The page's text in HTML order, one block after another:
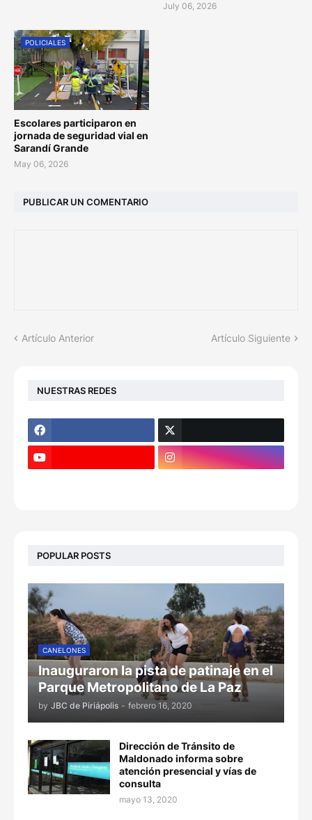
July 06, 2026
POLICIALES
Escolares participaron en
jornada de seguridad vial en
Sarandí Grande
May 06, 2026
PUBLICAR UN COMENTARIO
Artículo Anterior Artículo Siguiente
NUESTRAS REDES
POPULAR POSTS
CANELONES
Inauguraron la pista de patinaje en el
Parque Metropolitano de La Paz
by JBC de Piriápolis - febrero 16, 2020
Dirección de Tránsito de
Maldonado informa sobre
atención presencial y vías de
consulta
mayo 13, 2020